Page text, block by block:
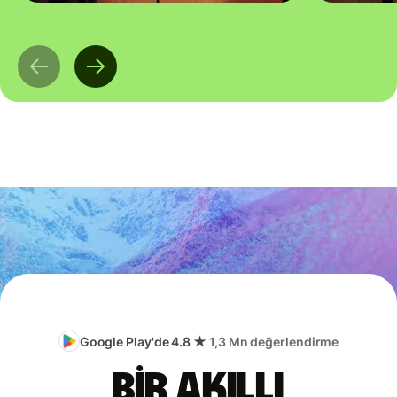
Google Play'de 4.8 ★ 1,3 Mn değerlendirme